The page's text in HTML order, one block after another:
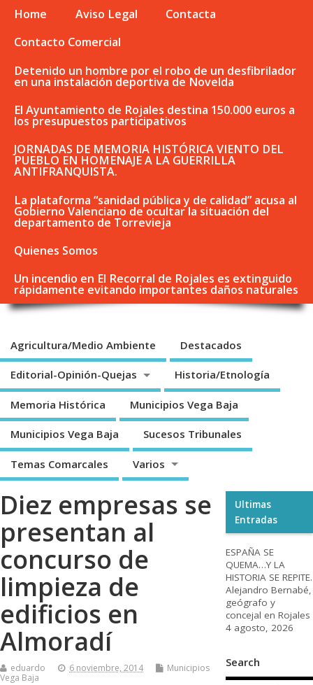
Home Aviso Legal
Contacta
Contacto Comercial
Detenido un hombre por el robo de un desfibrilador
en una instalación deportiva de Novelda
El Ayuntamiento de Rojales destina 150.000 euros a
los presupuestos participativos
JORNADAS DE MEMORIA HISTÓRICA VIENTO DEL
PUEBLO EN HOMENAJE A LA GUERRILLA
ANTIFRANQUISTA.
La plataforma “sanidad pública y de calidad” acusa al
Gobierno Valenciano de ocultar la situación del
departamento de Torrevieja
Quienes Somos
Un incendio en El Recorral de Rojales es extinguido
rápidamente evitando importantes daños naturales
Agricultura/Medio Ambiente Destacados
Editorial-Opinión-Quejas Historia/Etnología
Memoria Histórica Municipios Vega Baja
Municipios Vega Baja Sucesos Tribunales
Temas Comarcales Varios
Diez empresas se
presentan al
concurso de
limpieza de
edificios en
Almoradí
eduardo 6 noviembre, 2014
Municipios
Vega Baja
Ultimas
Entradas
ESPAÑA SE
QUEMA…Y LA
HISTORIA SE REPITE.
Alejandro Bernabé,
geógrafo y
concejal en Rojales
4 agosto, 2026
Search